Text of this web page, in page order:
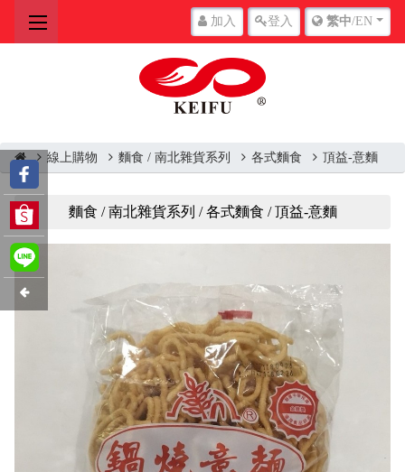
加入 登入 繁中/EN
線上購物 麵食 / 南北雜貨系列 各式麵食 頂益-意麵
麵食 / 南北雜貨系列 / 各式麵食 / 頂益-意麵